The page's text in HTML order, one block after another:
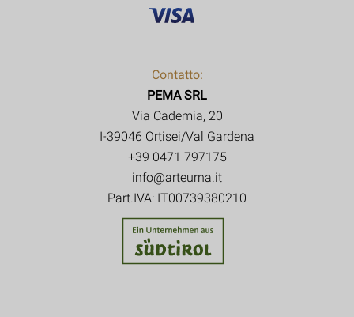
Contatto:
PEMA SRL
Via Cademia, 20
I-39046 Ortisei/Val Gardena
+39 0471 797175
info@arteurna.it
Part.IVA: IT00739380210